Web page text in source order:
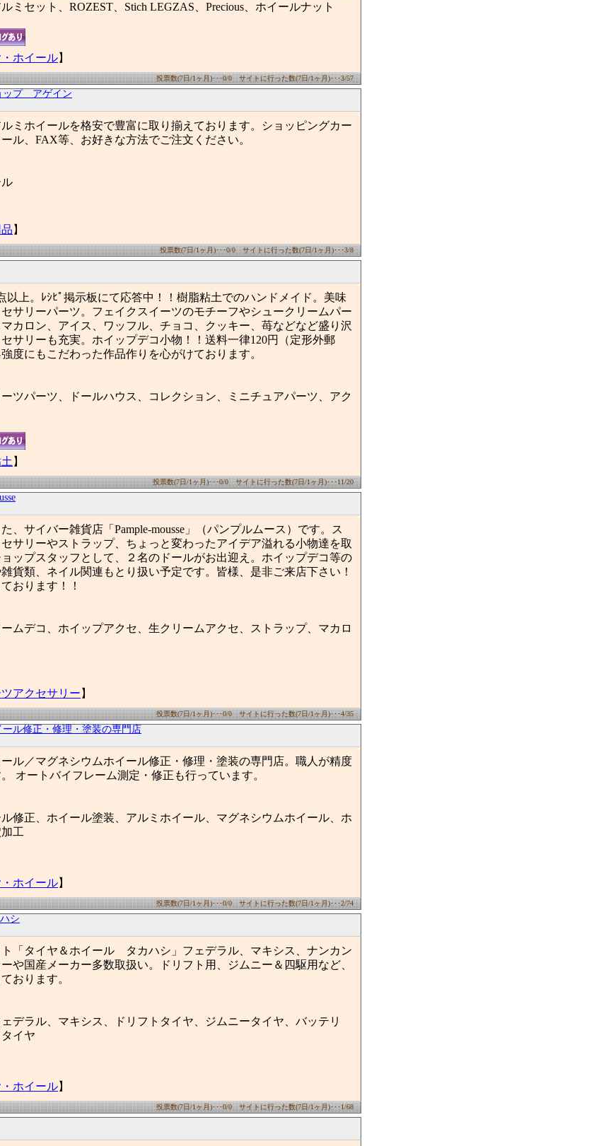
ミセット、ROZEST、Stich LEGZAS、Precious、ホイールナット
ホイール】
投票数(7日/1ヶ月)･･･0/0 サイトに行った数(7日/1ヶ月)･･･3/57
ップ アゲイン
ミホイールを格安で豊富に取り揃えております。ショッピングカー
ル、FAX等、お好きな方法でご注文ください。
】
投票数(7日/1ヶ月)･･･0/0 サイトに行った数(7日/1ヶ月)･･･3/8
以上。ﾚｼﾋﾟ掲示板にて応答中！！樹脂粘土でのハンドメイド。美味
サリーパーツ。フェイクスイーツのモチーフやシュークリームパー
カロン、アイス、ワッフル、チョコ、クッキー、苺などなど盛り沢
サリーも充実。ホイップデコ小物！！送料一律120円（定形外郵
度にもこだわった作品作りを心がけております。
ツパーツ、ドールハウス、コレクション、ミニチュアパーツ、アク
】
投票数(7日/1ヶ月)･･･0/0 サイトに行った数(7日/1ヶ月)･･･11/20
、サイバー雑貨店「Pample-mousse」（パンプルムース）です。ス
サリーやストラップ、ちょっと変わったアイデア溢れる小物達を取
ップスタッフとして、２名のドールがお出迎え。ホイップデコ等の
貨類、ネイル関連もとり扱い予定です。皆様、是非ご来店下さい！
おります！！
ムデコ、ホイップアクセ、生クリームアクセ、ストラップ、マカロ
アクセサリー 】
投票数(7日/1ヶ月)･･･0/0 サイトに行った数(7日/1ヶ月)･･･4/35
ール修正・修理・塗装の専門店
ル／マグネシウムホイール修正・修理・塗装の専門店。職人が精度
オートバイフレーム測定・修正も行っています。
修正、ホイール塗装、アルミホイール、マグネシウムホイール、ホ
工
ホイール】
投票数(7日/1ヶ月)･･･0/0 サイトに行った数(7日/1ヶ月)･･･2/74
シ
「タイヤ＆ホイール タカハシ」フェデラル、マキシス、ナンカン
や国産メーカー多数取扱い。ドリフト用、ジムニー＆四駆用など、
おります。
デラル、マキシス、ドリフトタイヤ、ジムニータイヤ、バッテリ
イヤ
ホイール】
投票数(7日/1ヶ月)･･･0/0 サイトに行った数(7日/1ヶ月)･･･1/68